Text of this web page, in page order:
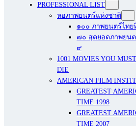
PROFESSIONAL LIST
หอภาพยนตร์แห่งชาติ
๑๐๐ ภาพยนตร์ไท
๗๐ สุดยอดภาพยน
๙
1001 MOVIES YOU
DIE
AMERICAN FILM
GREATEST
TIME 1998
GREATEST
TIME 2007